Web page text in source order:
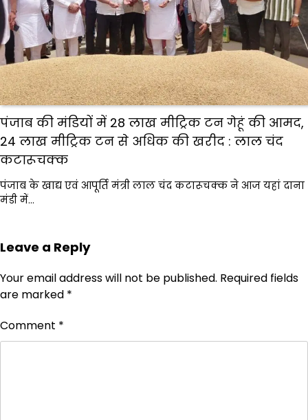
पंजाब की मंडियों में 28 लाख मीट्रिक टन गेहूं की आमद,
24 लाख मीट्रिक टन से अधिक की खरीद : लाल चंद
कटारूचक्क
पंजाब के खाद्य एवं आपूर्ति मंत्री लाल चंद कटारूचक्क ने आज यहां दाना
मंडी में…
Leave a Reply
Your email address will not be published. Required fields
are marked *
Comment *